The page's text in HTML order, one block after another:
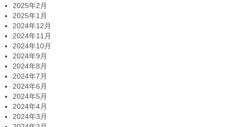
2025年2月
2025年1月
2024年12月
2024年11月
2024年10月
2024年9月
2024年8月
2024年7月
2024年6月
2024年5月
2024年4月
2024年3月